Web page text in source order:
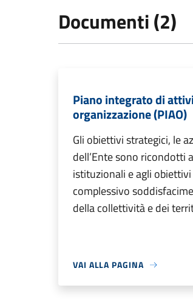
Documenti (2)
Piano integrato di
organizzazione (PIAO)
Gli obiettivi strategici, le
dell’Ente sono ricondotti
istituzionali e agli
complessivo
della collettività e dei
VAI ALLA PAGINA